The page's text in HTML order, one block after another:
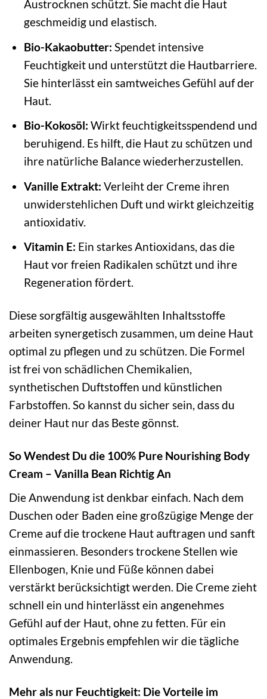
Austrocknen schützt. Sie macht die Haut
geschmeidig und elastisch.
Bio-Kakaobutter: Spendet intensive
Feuchtigkeit und unterstützt die Hautbarriere.
Sie hinterlässt ein samtweiches Gefühl auf der
Haut.
Bio-Kokosöl: Wirkt feuchtigkeitsspendend und
beruhigend. Es hilft, die Haut zu schützen und
ihre natürliche Balance wiederherzustellen.
Vanille Extrakt: Verleiht der Creme ihren
unwiderstehlichen Duft und wirkt gleichzeitig
antioxidativ.
Vitamin E: Ein starkes Antioxidans, das die
Haut vor freien Radikalen schützt und ihre
Regeneration fördert.
Diese sorgfältig ausgewählten Inhaltsstoffe
arbeiten synergetisch zusammen, um deine Haut
optimal zu pflegen und zu schützen. Die Formel
ist frei von schädlichen Chemikalien,
synthetischen Duftstoffen und künstlichen
Farbstoffen. So kannst du sicher sein, dass du
deiner Haut nur das Beste gönnst.
So Wendest Du die 100% Pure Nourishing Body
Cream – Vanilla Bean Richtig An
Die Anwendung ist denkbar einfach. Nach dem
Duschen oder Baden eine großzügige Menge der
Creme auf die trockene Haut auftragen und sanft
einmassieren. Besonders trockene Stellen wie
Ellenbogen, Knie und Füße können dabei
verstärkt berücksichtigt werden. Die Creme zieht
schnell ein und hinterlässt ein angenehmes
Gefühl auf der Haut, ohne zu fetten. Für ein
optimales Ergebnis empfehlen wir die tägliche
Anwendung.
Mehr als nur Feuchtigkeit: Die Vorteile im